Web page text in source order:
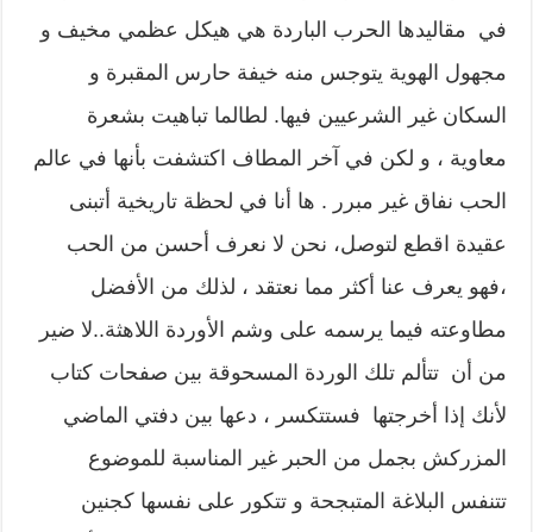
في مقاليدها الحرب الباردة هي هيكل عظمي مخيف و
مجهول الهوية يتوجس منه خيفة حارس المقبرة و
السكان غير الشرعيين فيها. لطالما تباهيت بشعرة
معاوية ، و لكن في آخر المطاف اكتشفت بأنها في عالم
الحب نفاق غير مبرر . ها أنا في لحظة تاريخية أتبنى
عقيدة اقطع لتوصل، نحن لا نعرف أحسن من الحب
،فهو يعرف عنا أكثر مما نعتقد ، لذلك من الأفضل
مطاوعته فيما يرسمه على وشم الأوردة اللاهثة..لا ضير
من أن تتألم تلك الوردة المسحوقة بين صفحات كتاب
لأنك إذا أخرجتها فستتكسر ، دعها بين دفتي الماضي
المزركش بجمل من الحبر غير المناسبة للموضوع
تتنفس البلاغة المتبجحة و تتكور على نفسها كجنين